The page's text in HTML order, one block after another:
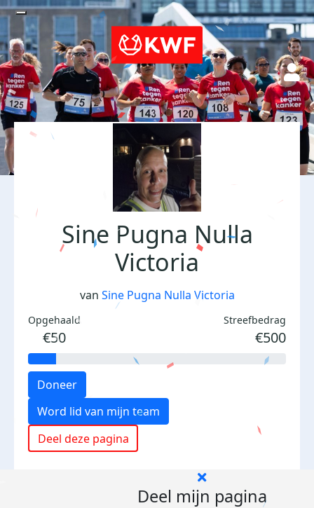
Sine Pugna Nulla
Victoria
van Sine Pugna Nulla Victoria
Opgehaald
€50
Streefbedrag
€500
Doneer
Word lid van mijn team
Deel deze pagina
Deel mijn pagina